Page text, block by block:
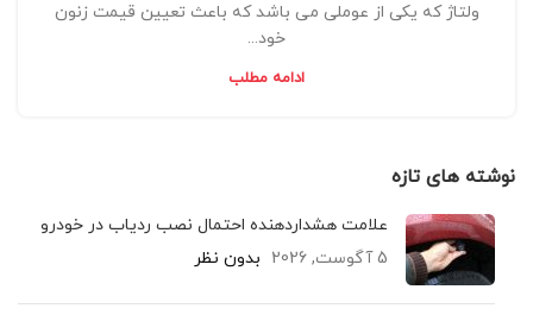
ولتاژ که یکی از عوملی می باشد که باعث تعیین قیمت زنون
خود...
ادامه مطلب
نوشته های تازه
علامت هشداردهنده احتمال نصب ردیاب در خودرو
5 آگوست, 2026
بدون نظر